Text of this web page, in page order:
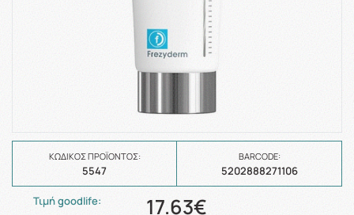
ΚΩΔΙΚΌΣ ΠΡΟΪΌΝΤΟΣ:
5547
BARCODE:
5202888271106
Τιμή goodlife: 17.63€